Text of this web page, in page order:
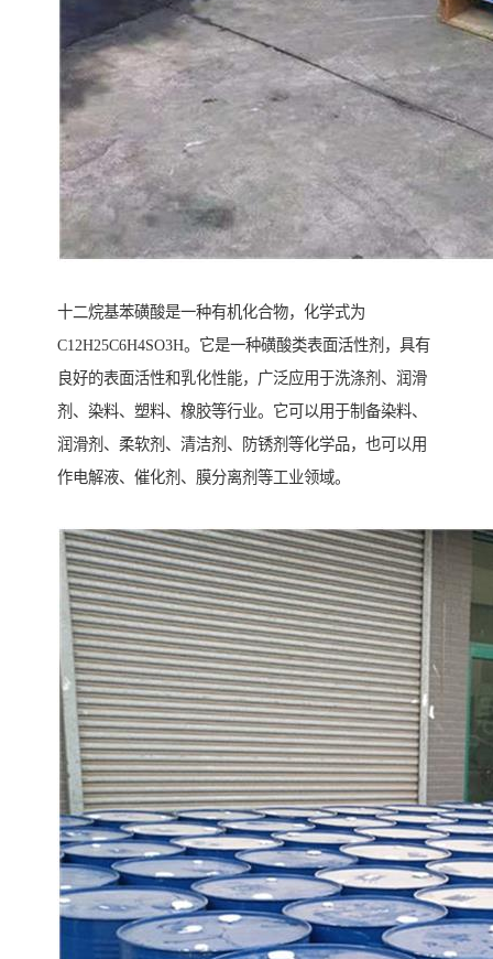
十二烷基苯磺酸是一种有机化合物，化学式为
C12H25C6H4SO3H。它是一种磺酸类表面活性剂，具有
良好的表面活性和乳化性能，广泛应用于洗涤剂、润滑
剂、染料、塑料、橡胶等行业。它可以用于制备染料、
润滑剂、柔软剂、清洁剂、防锈剂等化学品，也可以用
作电解液、催化剂、膜分离剂等工业领域。